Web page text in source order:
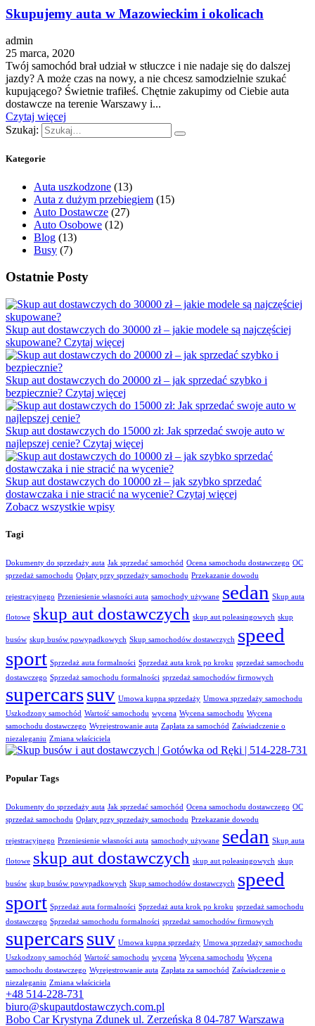
Skupujemy auta w Mazowieckim i okolicach
admin
25 marca, 2020
Twój samochód brał udział w stłuczce i nie nadaje się do dalszej
jazdy? A może czas na nowy, a nie chcesz samodzielnie szukać
kupującego? Świetnie trafiłeś. Chętnie zakupimy od Ciebie auta
dostawcze na terenie Warszawy i...
Czytaj więcej
Szukaj:
Kategorie
Auta uszkodzone (13)
Auta z dużym przebiegiem (15)
Auto Dostawcze (27)
Auto Osobowe (12)
Blog (13)
Busy (7)
Ostatnie Posty
Skup aut dostawczych do 30000 zł – jakie modele są najczęściej
skupowane? Czytaj więcej
Skup aut dostawczych do 20000 zł – jak sprzedać szybko i
bezpiecznie? Czytaj więcej
Skup aut dostawczych do 15000 zł: Jak sprzedać swoje auto w
najlepszej cenie? Czytaj więcej
Skup aut dostawczych do 10000 zł – jak szybko sprzedać
dostawczaka i nie stracić na wycenie? Czytaj więcej
Zobacz wszystkie wpisy
Tagi
Dokumenty do sprzedaży auta Jak sprzedać samochód Ocena samochodu dostawczego OC
sprzedaż samochodu Opłaty przy sprzedaży samochodu Przekazanie dowodu
rejestracyjnego Przeniesienie własności auta samochody używane sedan Skup auta
flotowe skup aut dostawczych skup aut poleasingowych skup
busów skup busów powypadkowych Skup samochodów dostawczych speed
sport Sprzedaż auta formalności Sprzedaż auta krok po kroku sprzedaż samochodu
dostawczego Sprzedaż samochodu formalności sprzedaż samochodów firmowych
supercarssuv Umowa kupna sprzedaży Umowa sprzedaży samochodu
Uszkodzony samochód Wartość samochodu wycena Wycena samochodu Wycena
samochodu dostawczego Wyrejestrowanie auta Zapłata za samochód Zaświadczenie o
niezaleganiu Zmiana właściciela
Popular Tags
Dokumenty do sprzedaży auta Jak sprzedać samochód Ocena samochodu dostawczego OC
sprzedaż samochodu Opłaty przy sprzedaży samochodu Przekazanie dowodu
rejestracyjnego Przeniesienie własności auta samochody używane sedan Skup auta
flotowe skup aut dostawczych skup aut poleasingowych skup
busów skup busów powypadkowych Skup samochodów dostawczych speed
sport Sprzedaż auta formalności Sprzedaż auta krok po kroku sprzedaż samochodu
dostawczego Sprzedaż samochodu formalności sprzedaż samochodów firmowych
supercarssuv Umowa kupna sprzedaży Umowa sprzedaży samochodu
Uszkodzony samochód Wartość samochodu wycena Wycena samochodu Wycena
samochodu dostawczego Wyrejestrowanie auta Zapłata za samochód Zaświadczenie o
niezaleganiu Zmiana właściciela
+48 514-228-731
biuro@skupautdostawczych.com.pl
Bobo Car Krystyna Zdunek ul. Zerzeńska 8 04-787 Warszawa